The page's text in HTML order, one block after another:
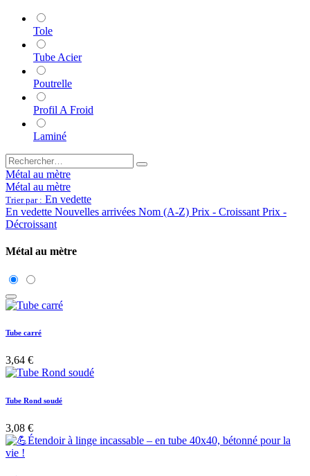
Tole
Tube Acier
Poutrelle
Profil A Froid
Laminé
Métal au mètre
Métal au mètre
Trier par : En vedette
En vedette Nouvelles arrivées Nom (A-Z) Prix - Croissant Prix -
Décroissant
Métal au mètre
Tube carré
3,64 €
Tube Rond soudé
3,08 €